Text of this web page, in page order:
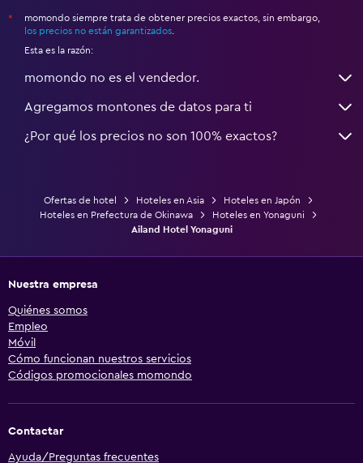
*
momondo siempre trata de obtener precios exactos, sin embargo,
los precios no están garantizados
Esta es la razón:
momondo no es el vendedor.
Agregamos montones de datos para ti
¿Por qué los precios no son 100% exactos?
Ofertas de hotel Hoteles en Asia
Hoteles en Japón
Hoteles en Prefectura de Okinawa
Hoteles en Yonaguni
Ailand Hotel Yonaguni
Nuestra empresa
Quiénes somos
Empleo
Móvil
Cómo funcionan nuestros servicios
Códigos promocionales momondo
Contactar
Ayuda/Preguntas frecuentes